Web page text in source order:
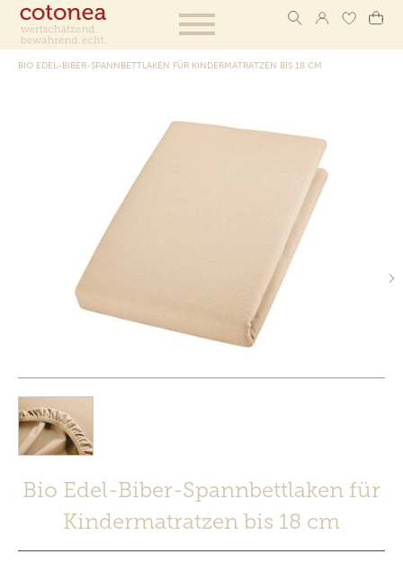
BIO EDEL-BIBER-SPANNBETTLAKEN FÜR KINDERMATRATZEN BIS 18 CM
Bio Edel-Biber-Spannbettlaken für
Kindermatratzen bis 18 cm